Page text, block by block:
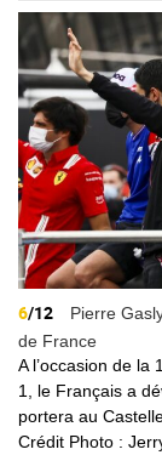
6/12
Pierre
de France
A l’occasion de
1, le Français a
portera au
Crédit Photo :